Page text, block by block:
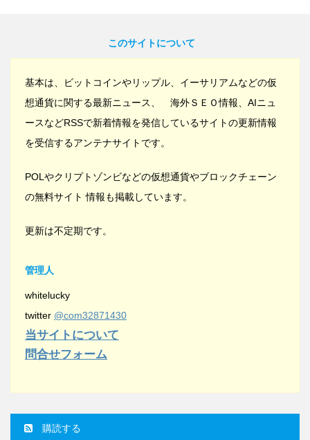
このサイトについて
基本は、ビットコインやリップル、イーサリアムなどの仮
想通貨に関する最新ニュース、 海外ＳＥＯ情報、AIニュ
ースなどRSSで新着情報を発信しているサイトの更新情報
を受信するアンテナサイトです。
POLやクリプトゾンビなどの仮想通貨やブロックチェーン
の無料サイト 情報も掲載しています。
更新は不定期です。
管理人
whitelucky
twitter @com32871430
当サイトについて
問合せフォーム
購読する